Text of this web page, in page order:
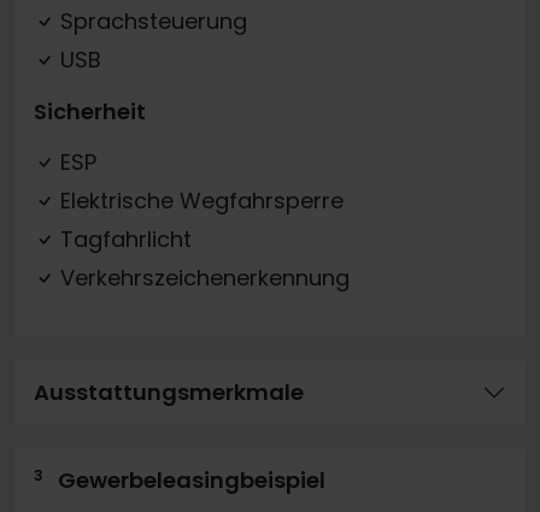
Sprachsteuerung
USB
Sicherheit
ESP
Elektrische Wegfahrsperre
Tagfahrlicht
Verkehrszeichenerkennung
Ausstattungsmerkmale
3
Gewerbeleasingbeispiel